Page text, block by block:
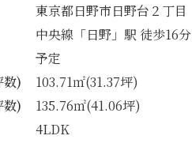
東京都日野市日野台２丁目
中央線「日野」駅 徒歩16分
予定
数)
103.71㎡(31.37坪)
数)
135.76㎡(41.06坪)
4LDK